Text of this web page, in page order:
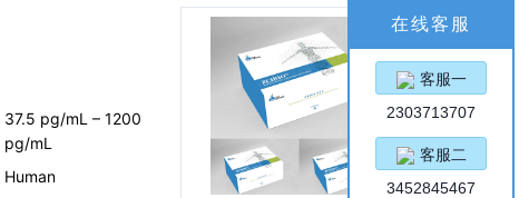
37.5 pg/mL – 1200
pg/mL
Human
在线客服
客服一
2303713707
客服二
3452845467